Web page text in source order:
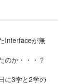
Interfaceが無
のか・・・？
に3学と2学の